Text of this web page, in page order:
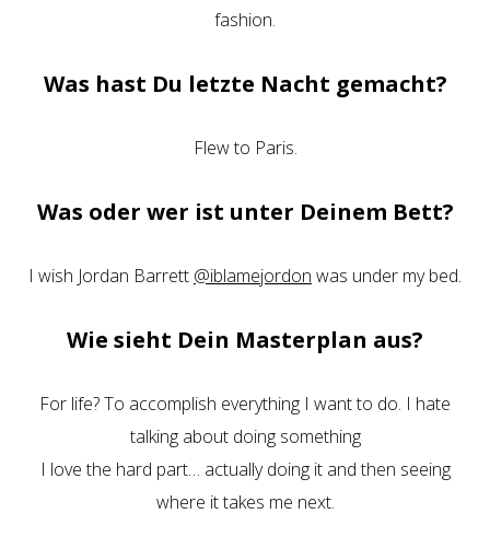
fashion.
Was hast Du letzte Nacht gemacht?
Flew to Paris.
Was oder wer ist unter Deinem Bett?
I wish Jordan Barrett @iblamejordon was under my bed.
Wie sieht Dein Masterplan aus?
For life? To accomplish everything I want to do. I hate
talking about doing something
I love the hard part… actually doing it and then seeing
where it takes me next.